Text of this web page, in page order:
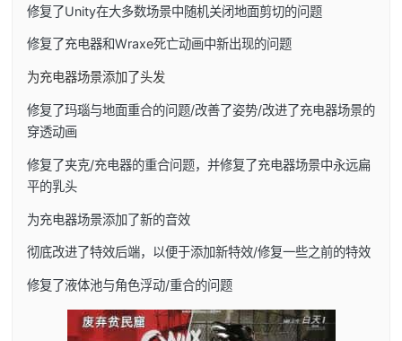
修复了Unity在大多数场景中随机关闭地面剪切的问题
修复了充电器和Wraxe死亡动画中新出现的问题
为充电器场景添加了头发
修复了玛瑙与地面重合的问题/改善了姿势/改进了充电器场景的
穿透动画
修复了夹克/充电器的重合问题，并修复了充电器场景中永远扁
平的乳头
为充电器场景添加了新的音效
彻底改进了特效后端，以便于添加新特效/修复一些之前的特效
修复了液体池与角色浮动/重合的问题